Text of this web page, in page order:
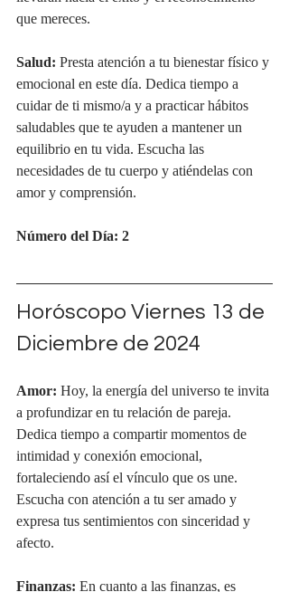
que mereces.
Salud: Presta atención a tu bienestar físico y
emocional en este día. Dedica tiempo a
cuidar de ti mismo/a y a practicar hábitos
saludables que te ayuden a mantener un
equilibrio en tu vida. Escucha las
necesidades de tu cuerpo y atiéndelas con
amor y comprensión.
Número del Día: 2
Horóscopo Viernes 13 de
Diciembre de 2024
Amor: Hoy, la energía del universo te invita
a profundizar en tu relación de pareja.
Dedica tiempo a compartir momentos de
intimidad y conexión emocional,
fortaleciendo así el vínculo que os une.
Escucha con atención a tu ser amado y
expresa tus sentimientos con sinceridad y
afecto.